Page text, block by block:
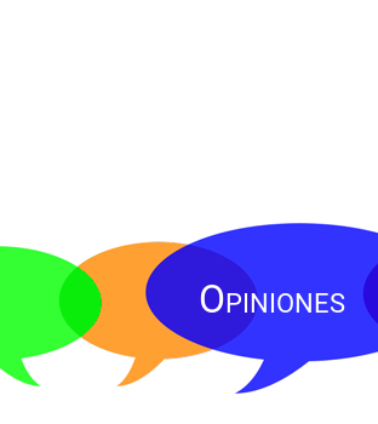
Opiniones